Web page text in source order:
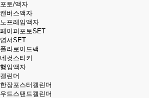
포토/액자
캔버스액자
노프레임액자
페이퍼포토SET
엽서SET
폴라로이드팩
네컷스티커
행잉액자
캘린더
한장포스터캘린더
우드스탠드캘린더